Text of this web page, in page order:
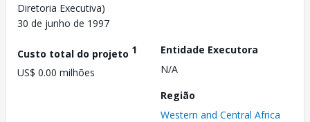
Diretoria Executiva)
30 de junho de 1997
Custo total do projeto 1
US$ 0.00 milhões
Entidade Executora
N/A
Região
Western and Central Africa